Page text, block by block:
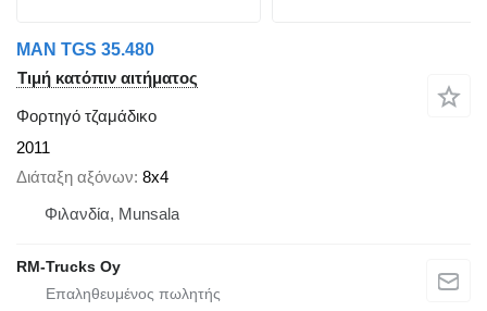
MAN TGS 35.480
Τιμή κατόπιν αιτήματος
Φορτηγό τζαμάδικο
2011
Διάταξη αξόνων 8x4
Φιλανδία, Munsala
RM-Trucks Oy